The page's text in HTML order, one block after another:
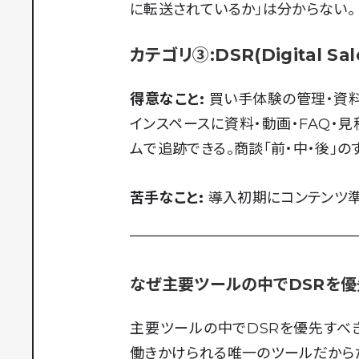
に転送されているか」は分からない。
カテゴリ③:DSR(Digital
得意なこと: 買い手体験の管理・資
インスペースに資料・動画・FAQ・
ムで追跡できる。商談「前・中・後
苦手なこと: 導入初期にコンテンツ
なぜ主要ツールの中でDSRを
主要ツールの中でDSRを優先すべ
働きかけられる唯一のツールだから